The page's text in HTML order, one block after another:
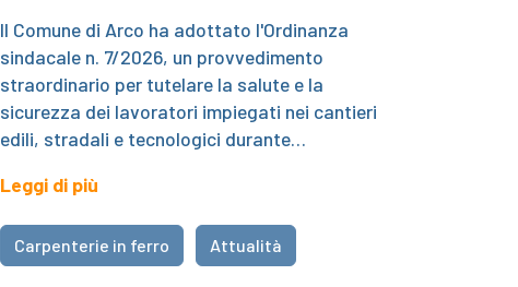
Il Comune di Arco ha adottato l'Ordinanza
sindacale n. 7/2026, un provvedimento
straordinario per tutelare la salute e la
sicurezza dei lavoratori impiegati nei cantieri
edili, stradali e tecnologici durante…
Leggi di più
Carpenterie in ferro Attualità